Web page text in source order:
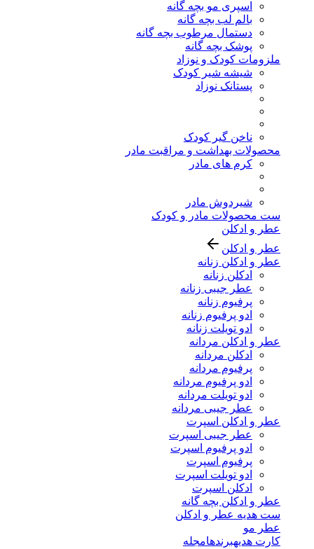
اسپری مو بچه گانه
بالم لب بچه گانه
دستمال مرطوب بچه گانه
پوشک بچه گانه
ملزومات کودک و نوزاد
شیشه شیر کودک
پستانک نوزاد
ناخن گیر کودک
محصولات بهداشت و مراقبت مادر
کرم های مادر
شیردوش مادر
ست محصولات مادر و کودک
عطر و ادکلن
عطر و ادکلن
عطر و ادکلن زنانه
ادکلن زنانه
عطر جیبی زنانه
پرفیوم زنانه
ادو پرفیوم زنانه
ادو تویلت زنانه
عطر و ادکلن مردانه
ادکلن مردانه
پرفیوم مردانه
ادو پرفیوم مردانه
ادو تویلت مردانه
عطر جیبی مردانه
عطر و ادکلن اسپرت
عطر جیبی اسپرت
ادو پرفیوم اسپرت
پرفیوم اسپرت
ادو تویلت اسپرت
ادکلن اسپرت
عطر و ادکلن بچه گانه
ست هدیه عطر و ادکلن
عطر مو
کارت هدیهبرندهامجله